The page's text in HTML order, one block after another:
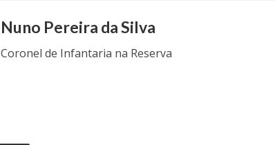
Nuno Pereira da Silva
Coronel de Infantaria na Reserva